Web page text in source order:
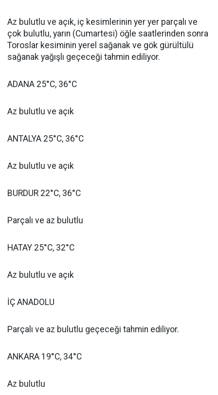
Az bulutlu ve açık, iç kesimlerinin yer yer parçalı ve
çok bulutlu, yarın (Cumartesi) öğle saatlerinden sonra
Toroslar kesiminin yerel sağanak ve gök gürültülü
sağanak yağışlı geçeceği tahmin ediliyor.
ADANA 25°C, 36°C
Az bulutlu ve açık
ANTALYA 25°C, 36°C
Az bulutlu ve açık
BURDUR 22°C, 36°C
Parçalı ve az bulutlu
HATAY 25°C, 32°C
Az bulutlu ve açık
İÇ ANADOLU
Parçalı ve az bulutlu geçeceği tahmin ediliyor.
ANKARA 19°C, 34°C
Az bulutlu